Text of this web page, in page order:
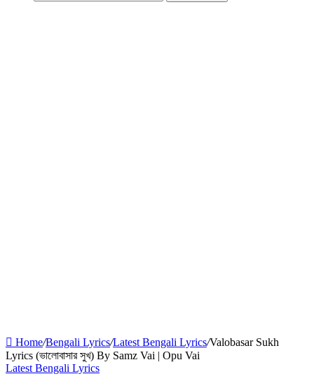
Home/Bengali Lyrics/Latest Bengali Lyrics/Valobasar Sukh
Lyrics (ভালোবাসার সুখ) By Samz Vai | Opu Vai
Latest Bengali Lyrics